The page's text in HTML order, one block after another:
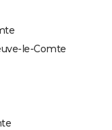
le-Comte